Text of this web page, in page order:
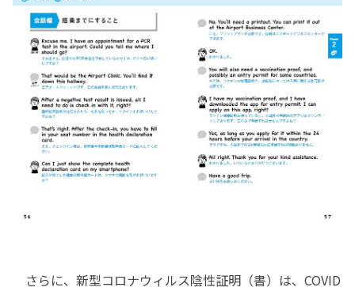
さらに、新型コロナウィルス陰性証明（書）は、COVID